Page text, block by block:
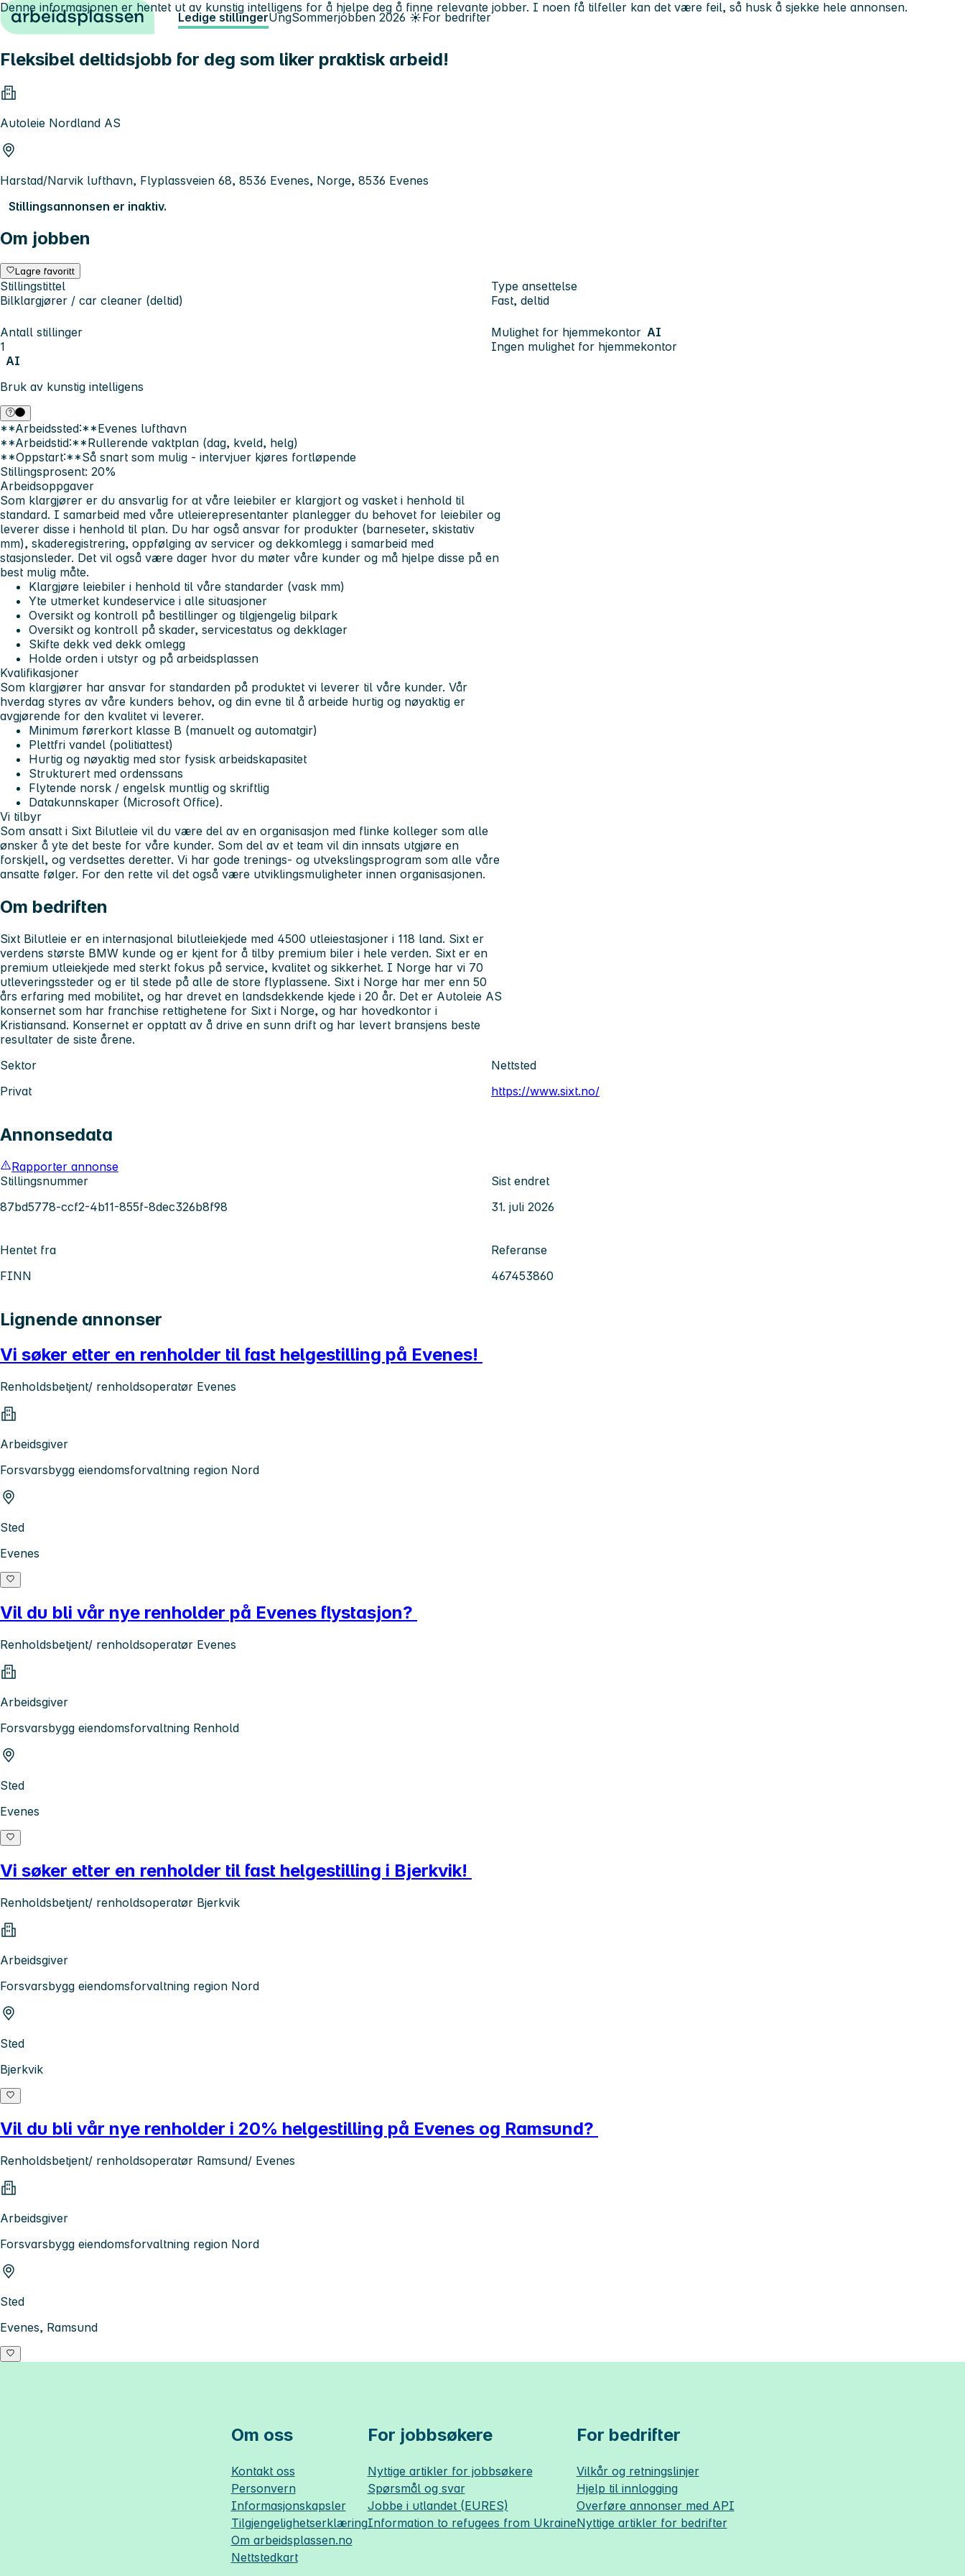
Hopp til innhold Ledige stillingerUngSommerjobben 2026 ☀️For bedrifter
Fleksibel deltidsjobb for deg som liker praktisk arbeid!
Autoleie Nordland AS
Harstad/Narvik lufthavn, Flyplassveien 68, 8536 Evenes, Norge, 8536 Evenes
Stillingsannonsen er inaktiv.
Om jobben
Lagre favoritt
Stillingstittel
Bilklargjører / car cleaner (deltid)
Type ansettelse
Fast, deltid
Antall stillinger
1
Mulighet for hjemmekontor AI
Ingen mulighet for hjemmekontor
AI
Bruk av kunstig intelligens
Denne informasjonen er hentet ut av kunstig intelligens for å hjelpe deg å finne relevante jobber. I noen få tilfeller kan det være feil, så husk å sjekke hele annonsen.
**Arbeidssted:**Evenes lufthavn
**Arbeidstid:**Rullerende vaktplan (dag, kveld, helg)
**Oppstart:**Så snart som mulig - intervjuer kjøres fortløpende
Stillingsprosent: 20%
Arbeidsoppgaver
Som klargjører er du ansvarlig for at våre leiebiler er klargjort og vasket i henhold til
standard. I samarbeid med våre utleierepresentanter planlegger du behovet for leiebiler og
leverer disse i henhold til plan. Du har også ansvar for produkter (barneseter, skistativ
mm), skaderegistrering, oppfølging av servicer og dekkomlegg i samarbeid med
stasjonsleder. Det vil også være dager hvor du møter våre kunder og må hjelpe disse på en
best mulig måte.
Klargjøre leiebiler i henhold til våre standarder (vask mm)
Yte utmerket kundeservice i alle situasjoner
Oversikt og kontroll på bestillinger og tilgjengelig bilpark
Oversikt og kontroll på skader, servicestatus og dekklager
Skifte dekk ved dekk omlegg
Holde orden i utstyr og på arbeidsplassen
Kvalifikasjoner
Som klargjører har ansvar for standarden på produktet vi leverer til våre kunder. Vår
hverdag styres av våre kunders behov, og din evne til å arbeide hurtig og nøyaktig er
avgjørende for den kvalitet vi leverer.
Minimum førerkort klasse B (manuelt og automatgir)
Plettfri vandel (politiattest)
Hurtig og nøyaktig med stor fysisk arbeidskapasitet
Strukturert med ordenssans
Flytende norsk / engelsk muntlig og skriftlig
Datakunnskaper (Microsoft Office).
Vi tilbyr
Som ansatt i Sixt Bilutleie vil du være del av en organisasjon med flinke kolleger som alle
ønsker å yte det beste for våre kunder. Som del av et team vil din innsats utgjøre en
forskjell, og verdsettes deretter. Vi har gode trenings- og utvekslingsprogram som alle våre
ansatte følger. For den rette vil det også være utviklingsmuligheter innen organisasjonen.
Om bedriften
Sixt Bilutleie er en internasjonal bilutleiekjede med 4500 utleiestasjoner i 118 land. Sixt er
verdens største BMW kunde og er kjent for å tilby premium biler i hele verden. Sixt er en
premium utleiekjede med sterkt fokus på service, kvalitet og sikkerhet. I Norge har vi 70
utleveringssteder og er til stede på alle de store flyplassene. Sixt i Norge har mer enn 50
års erfaring med mobilitet, og har drevet en landsdekkende kjede i 20 år. Det er Autoleie AS
konsernet som har franchise rettighetene for Sixt i Norge, og har hovedkontor i
Kristiansand. Konsernet er opptatt av å drive en sunn drift og har levert bransjens beste
resultater de siste årene.
Sektor
Privat
Nettsted
https://www.sixt.no/
Annonsedata
Rapporter annonse
Stillingsnummer
87bd5778-ccf2-4b11-855f-8dec326b8f98
Sist endret
31. juli 2026
Hentet fra
FINN
Referanse
467453860
Lignende annonser
Vi søker etter en renholder til fast helgestilling på Evenes!
Renholdsbetjent/ renholdsoperatør Evenes
Arbeidsgiver
Forsvarsbygg eiendomsforvaltning region Nord
Sted
Evenes
Vil du bli vår nye renholder på Evenes flystasjon?
Renholdsbetjent/ renholdsoperatør Evenes
Arbeidsgiver
Forsvarsbygg eiendomsforvaltning Renhold
Sted
Evenes
Vi søker etter en renholder til fast helgestilling i Bjerkvik!
Renholdsbetjent/ renholdsoperatør Bjerkvik
Arbeidsgiver
Forsvarsbygg eiendomsforvaltning region Nord
Sted
Bjerkvik
Vil du bli vår nye renholder i 20% helgestilling på Evenes og Ramsund?
Renholdsbetjent/ renholdsoperatør Ramsund/ Evenes
Arbeidsgiver
Forsvarsbygg eiendomsforvaltning region Nord
Sted
Evenes, Ramsund
Om oss
Kontakt oss
Personvern
Informasjonskapsler
Tilgjengelighetserklæring
Om arbeidsplassen.no
Nettstedkart
For jobbsøkere
Nyttige artikler for jobbsøkere
Spørsmål og svar
Jobbe i utlandet (EURES)
Information to refugees from Ukraine
For bedrifter
Vilkår og retningslinjer
Hjelp til innlogging
Overføre annonser med API
Nyttige artikler for bedrifter